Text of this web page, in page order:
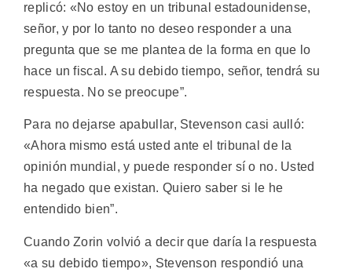
replicó: «No estoy en un tribunal estadounidense,
señor, y por lo tanto no deseo responder a una
pregunta que se me plantea de la forma en que lo
hace un fiscal. A su debido tiempo, señor, tendrá su
respuesta. No se preocupe”.
Para no dejarse apabullar, Stevenson casi aulló:
«Ahora mismo está usted ante el tribunal de la
opinión mundial, y puede responder sí o no. Usted
ha negado que existan. Quiero saber si le he
entendido bien”.
Cuando Zorin volvió a decir que daría la respuesta
«a su debido tiempo», Stevenson respondió una